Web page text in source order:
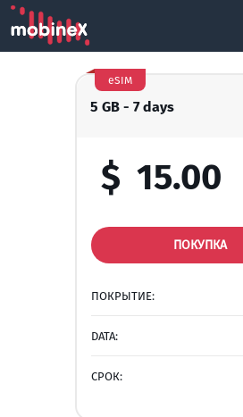
5 GB - 7 days
eSIM
$ 15.00
ПОКУПКА
ПОКРЫТИЕ:
DATA:
СРОК: